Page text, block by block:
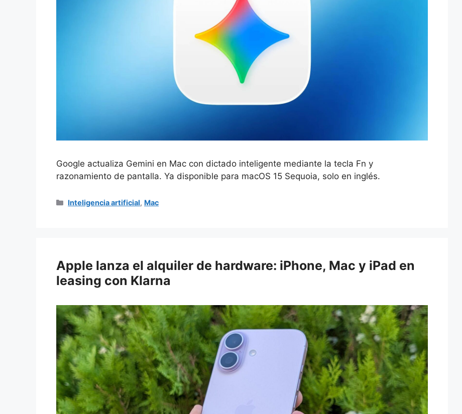
Google actualiza Gemini en Mac con dictado inteligente mediante la tecla Fn y
razonamiento de pantalla. Ya disponible para macOS 15 Sequoia, solo en inglés.
Categorías
Inteligencia artificial, Mac
Apple lanza el alquiler de hardware: iPhone, Mac y iPad en
leasing con Klarna